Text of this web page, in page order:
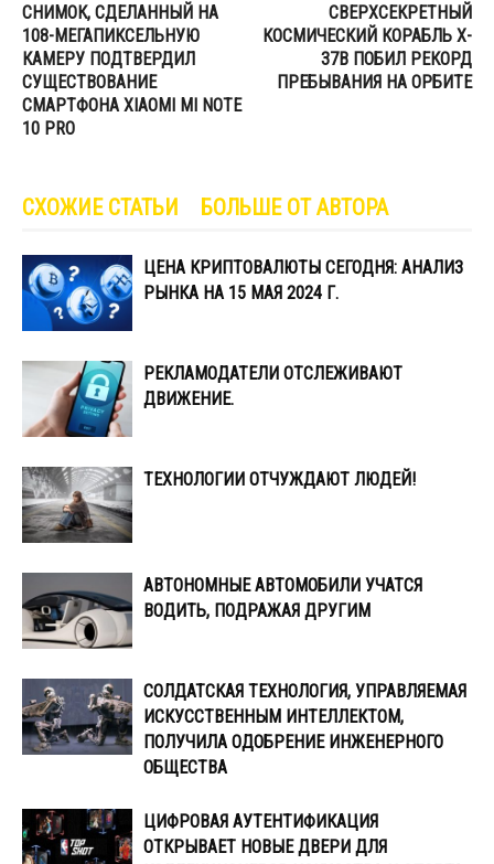
СНИМОК, СДЕЛАННЫЙ НА
108-МЕГАПИКСЕЛЬНУЮ
КАМЕРУ ПОДТВЕРДИЛ
СУЩЕСТВОВАНИЕ
СМАРТФОНА XIAOMI MI NOTE
10 PRO
СВЕРХСЕКРЕТНЫЙ
КОСМИЧЕСКИЙ КОРАБЛЬ X-
37B ПОБИЛ РЕКОРД
ПРЕБЫВАНИЯ НА ОРБИТЕ
СХОЖИЕ СТАТЬИ БОЛЬШЕ ОТ АВТОРА
ЦЕНА КРИПТОВАЛЮТЫ СЕГОДНЯ: АНАЛИЗ
РЫНКА НА 15 МАЯ 2024 Г.
РЕКЛАМОДАТЕЛИ ОТСЛЕЖИВАЮТ
ДВИЖЕНИЕ.
ТЕХНОЛОГИИ ОТЧУЖДАЮТ ЛЮДЕЙ!
АВТОНОМНЫЕ АВТОМОБИЛИ УЧАТСЯ
ВОДИТЬ, ПОДРАЖАЯ ДРУГИМ
СОЛДАТСКАЯ ТЕХНОЛОГИЯ, УПРАВЛЯЕМАЯ
ИСКУССТВЕННЫМ ИНТЕЛЛЕКТОМ,
ПОЛУЧИЛА ОДОБРЕНИЕ ИНЖЕНЕРНОГО
ОБЩЕСТВА
ЦИФРОВАЯ АУТЕНТИФИКАЦИЯ
ОТКРЫВАЕТ НОВЫЕ ДВЕРИ ДЛЯ